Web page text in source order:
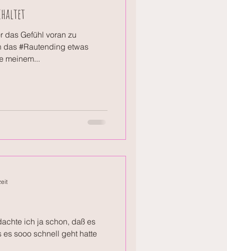
das Gefühl voran zu
#Rautending etwas
meinem...
ich ja schon, daß es
sooo schnell geht hatte